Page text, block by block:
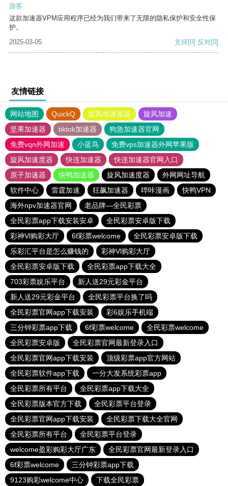
游客
这款加速器VPM应用程序已经为我们带来了无限的隐私保护和安全性保
护。
2025-03-05
支持[0] 反对[0]
友情链接
网站地图 QuickQ 旋风加速度器
旋风加速
坚果加速器
tiktok加速器
狗急加速器官网
免费vqn外网加速
小蓝鸟
免费vps加速器外网苹果版
旋风加速度器
快连加速器
快连加速器官网入口
原子加速器
快鸭加速器 旋风加速度器
外网网址导航
软件中心
雷霆加速 狂飙加速器 哔咔漫画
快鸭VPN
海外npv加速器官网
老品牌—全民彩票
全民彩票app下载安装安卓
全民彩票安卓版下载
彩神Vl购彩大厅
6f彩票welcome
全民彩票安卓版下载
乐彩汇平台是怎么赚钱的
彩神Vl购彩大厅
全民彩票安卓版下载
全民彩票app下载大全
703彩票娱乐平台
新人送29元彩金平台
新人送29元彩金平台
全民彩票平台换了吗
全民彩票官网app下载安装
彩6娱乐手机端
三分钟彩票app下载
6f彩票welcome
全民彩票welcome
全民彩票安卓版
全民彩票官网最新登录入口
全民彩票官网app下载安装
顶级彩票app官方网站
全民彩票软件app下载
一分大发系统彩票app
全民彩票所有平台
全民彩票app下载大全
全民彩票版本官方下载
全民彩票平台登录
全民彩票官网app下载安装
全民彩票下载大全官网
全民彩票所有平台
全民彩票平台登录
welcome盈彩购彩大厅广东
全民彩票官网最新登录入口
6f彩票welcome
三分钟彩票app下载
9123购彩welcome中心
下载全民彩票